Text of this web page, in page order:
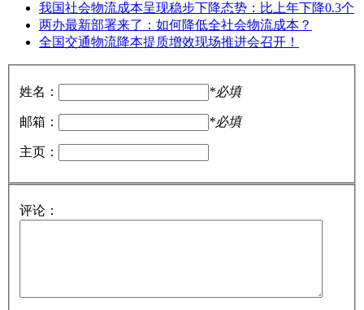
我国社会物流成本呈现稳步下降态势：比上年下降0.3个
两办最新部署来了：如何降低全社会物流成本？
全国交通物流降本提质增效现场推进会召开！
姓名： *必填
邮箱： *必填
主页：
评论：